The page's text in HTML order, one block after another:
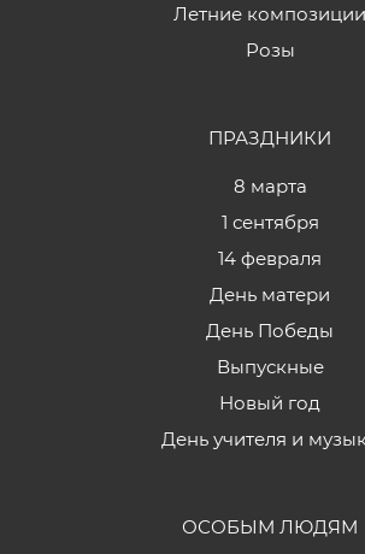
Летние композиции
Розы
ПРАЗДНИКИ
8 марта
1 сентября
14 февраля
День матери
День Победы
Выпускные
Новый год
День учителя и
ОСОБЫМ ЛЮДЯМ